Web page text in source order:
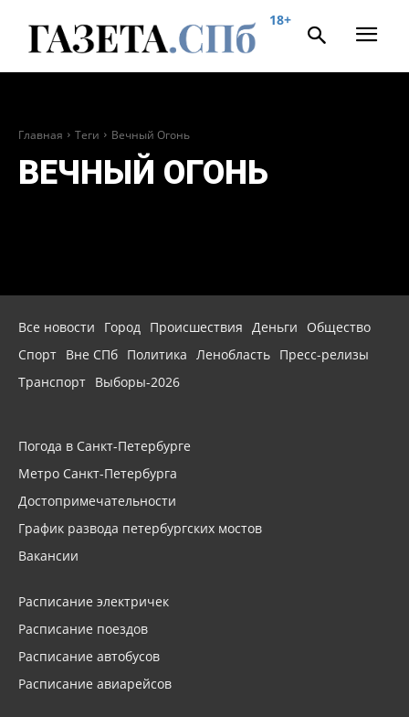
18+
Главная Теги Вечный Огонь
ВЕЧНЫЙ ОГОНЬ
Все новости Город Происшествия Деньги
Общество
Спорт Вне СПб Политика Ленобласть Пресс-релизы
Транспорт Выборы-2026
Погода в Санкт-Петербурге
Метро Санкт-Петербурга
Достопримечательности
График развода петербургских мостов
Вакансии
Расписание электричек
Расписание поездов
Расписание автобусов
Расписание авиарейсов